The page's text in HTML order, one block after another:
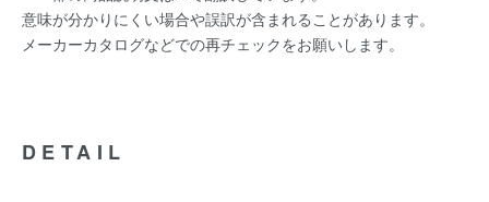
意味が分かりにくい場合や誤訳が含まれることがあります。
メーカーカタログなどでの再チェックをお願いします。
DETAIL